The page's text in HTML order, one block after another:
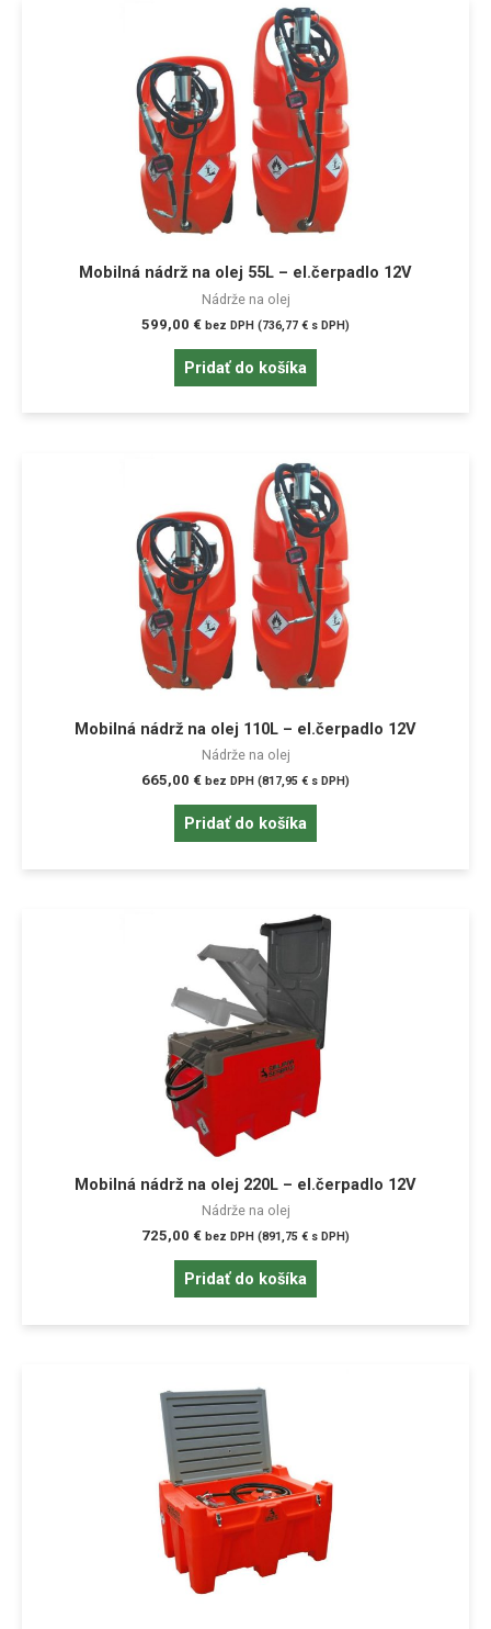
Mobilná nádrž na olej 55L – el.čerpadlo 12V
Nádrže na olej
599,00 € bez DPH (736,77 € s DPH)
Pridať do košíka
Mobilná nádrž na olej 110L – el.čerpadlo 12V
Nádrže na olej
665,00 € bez DPH (817,95 € s DPH)
Pridať do košíka
Mobilná nádrž na olej 220L – el.čerpadlo 12V
Nádrže na olej
725,00 € bez DPH (891,75 € s DPH)
Pridať do košíka